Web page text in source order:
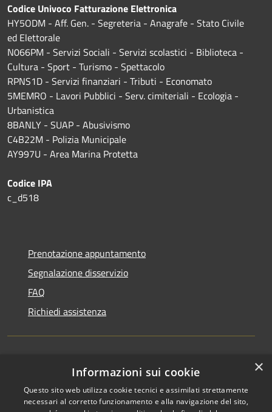
Codice Univoco Fatturazione Elettronica
HY5ODM - Aff. Gen. - Segreteria - Anagrafe - Stato Civile
ed Elettorale
N066PM - Servizi Sociali - Servizi scolastici - Biblioteca -
Cultura - Sport - Turismo - Spettacolo
RPNS1D - Servizi finanziari - Tributi - Economato
5MEMRO - Lavori Pubblici - Serv. cimiteriali - Ecologia -
Urbanistica
8BANLY - SUAP - Abusivismo
C4B22M - Polizia Municipale
AY997U - Area Marina Protetta
Codice IPA
c_d518
Prenotazione appuntamento
Segnalazione disservizio
FAQ
Richiedi assistenza
Amministrazione trasparente
Informativa privacy
Note legali
×
Informazioni sui cookie
Questo sito web utilizza cookie tecnici e assimilati strettamente
necessari al corretto funzionamento e alla navigazione del sito,